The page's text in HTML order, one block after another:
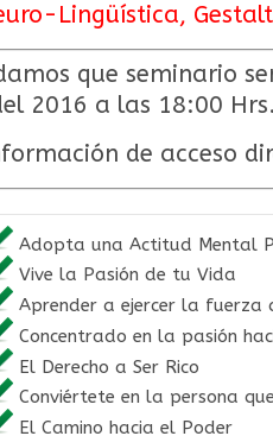
Lingüística,
que seminario
2016 a las 18:00 Hrs.
de acceso
Adopta una Actitud Mental
Vive la Pasión de tu Vida
Aprender a ejercer la fuerza
Concentrado en la pasión
El Derecho a Ser Rico
Conviértete en la persona
El Camino hacia el Poder